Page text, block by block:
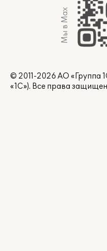
Мы в Max
© 2011-2026 АО «Группа
«1С»). Все права